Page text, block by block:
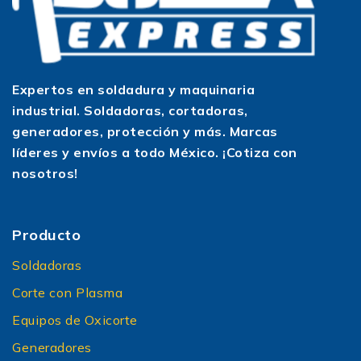
estética y duradera.
Marcas de soldadora de
aluminio en SoldaExpress
En SoldaExpress trabajamos con marcas
reconocidas que ofrecen equipos preparados
para aluminio:
Axtech, Kerher y Redbo: inversoras y plantas
con excelente relación costo–beneficio, ideales
TIG y MIG para aluminio, con máquinas de alto
desempeño para producción e industria.
Weld 500, Oakland, Volt Weld y Truper:
buscan empezar a trabajar aluminio con equipos
confiables y respaldo local.
Expertos en soldadura y maquinaria
industrial. Soldadoras, cortadoras,
generadores, protección y más. Marcas
líderes y envíos a todo México. ¡Cotiza con
nosotros!
Producto
Soldadoras
Corte con Plasma
Equipos de Oxicorte
Generadores